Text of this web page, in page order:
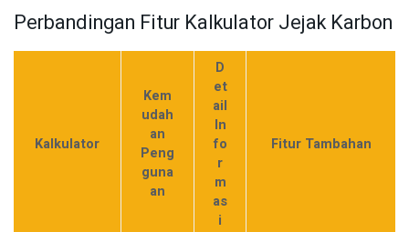
Perbandingan Fitur Kalkulator Jejak Karbon
Kalkulator
Kem
udah
an
Peng
guna
an
D
et
ail
In
fo
r
m
as
i
Fitur Tambahan